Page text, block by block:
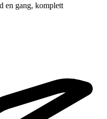
en gang, komplett